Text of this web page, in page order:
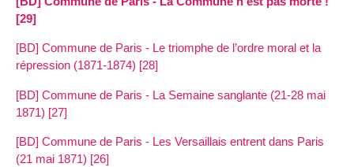
[29]
[BD] Commune de Paris - Le triomphe de l’ordre moral et la
répression (1871-1874) [28]
[BD] Commune de Paris - La Semaine sanglante (21-28 mai
1871) [27]
[BD] Commune de Paris - Les Versaillais entrent dans Paris
(21 mai 1871) [26]